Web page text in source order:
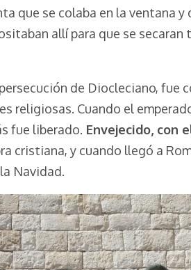
que se colaba en la ventana
allí para que se secaran
de Diocleciano, fue
religiosas. Cuando el
fue liberado. Envejecido, con
cristiana, y cuando llegó a
Navidad.